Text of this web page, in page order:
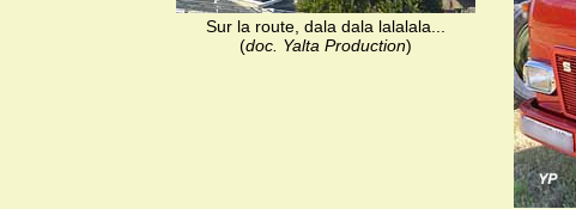
Sur la route, dala dala lalalala...
(doc. Yalta Production)